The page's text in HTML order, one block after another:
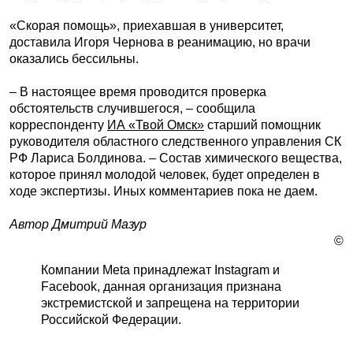
«Скорая помощь», приехавшая в университет,
доставила Игоря Чернова в реанимацию, но врачи
оказались бессильны.
– В настоящее время проводится проверка
обстоятельств случившегося, – сообщила
корреспонденту ИА «Твой Омск» старший помощник
руководителя областного следственного управления СК
РФ Лариса Болдинова. – Состав химического вещества,
которое принял молодой человек, будет определен в
ходе экспертизы. Иных комментариев пока не даем.
Автор Дмитрий Мазур
©
Компании Meta принадлежат Instagram и
Facebook, данная организация признана
экстремистской и запрещена на территории
Российской Федерации.